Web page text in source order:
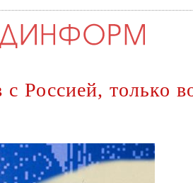
Россией, только